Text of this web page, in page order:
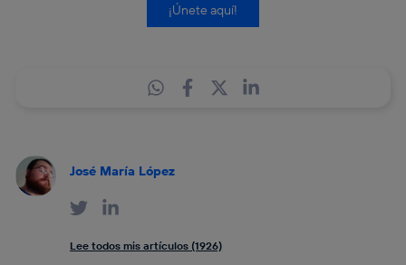
¡Únete aquí!
José María López
Lee todos mis artículos (1926)